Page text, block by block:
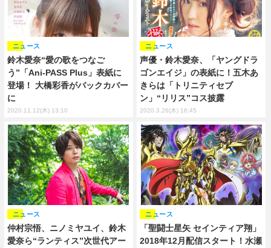
鈴木愛奈“愛の歌をつなご
う”「Ani-PASS Plus」表紙に
登場！ 大橋彩香がバックカバー
に
ニュース
2020.11.12(木) 13:10
声優・鈴木愛奈、「ヤングドラ
ゴンエイジ」の表紙に！五木あ
きらは「トリニティセブ
ン」“リリス”コス披露
ニュース
2020.3.26(木) 16:45
仲村宗悟、ニノミヤユイ、鈴木
愛奈ら“ランティス”次世代アー
ニュース
「聖闘士星矢 セインティア翔」
2018年12月配信スタート！水瀬
ニュース